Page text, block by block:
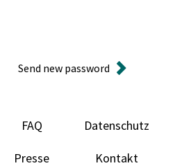
Send new password
FAQ Datenschutz
Presse Kontakt